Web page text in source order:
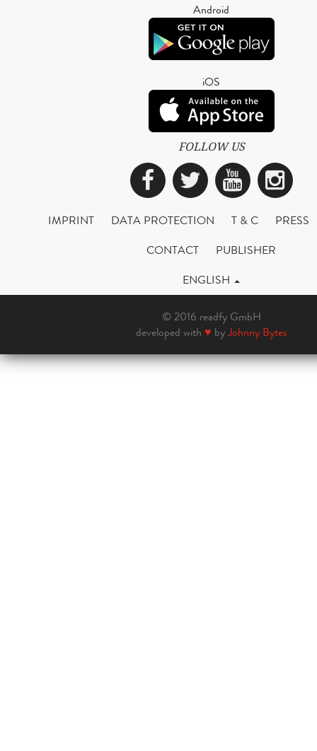
Android
iOS
FOLLOW US
Facebook
Twitter
IMPRINT DATA PROTECTION T & C
PRESS
CONTACT
PUBLISHER
ENGLISH
© 2016 readfy GmbH
developed with ♥ byJohnny Bytes